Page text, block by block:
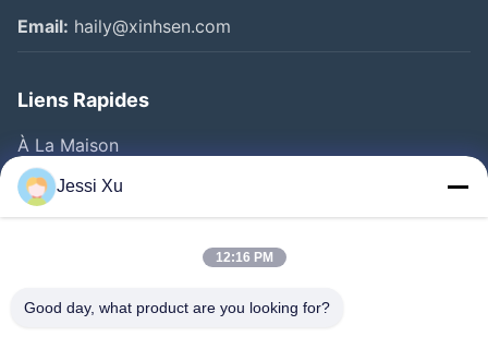
Email: haily@xinhsen.com
Liens Rapides
À La Maison
Produits
Vidéos
Visite D'usine
Jessi Xu
12:16 PM
Good day, what product are you looking for?